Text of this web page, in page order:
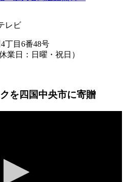
丁目6番48号
業日：日曜・祝日）
を四国中央市に寄贈